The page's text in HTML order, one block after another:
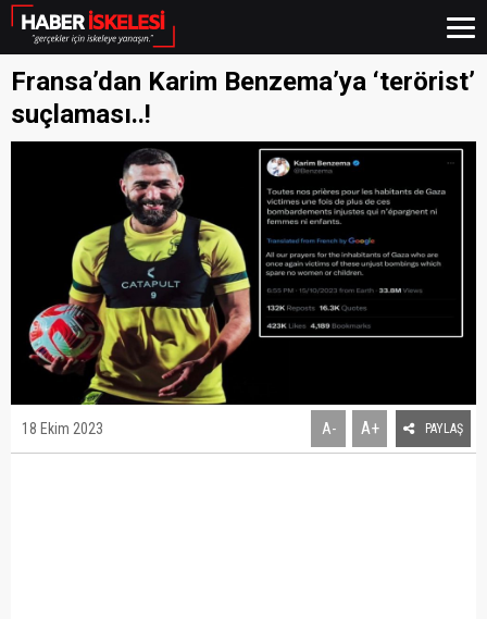
Fransa’dan Karim Benzema’ya ‘terörist’
suçlaması..!
18 Ekim 2023 A- A+ PAYLAŞ